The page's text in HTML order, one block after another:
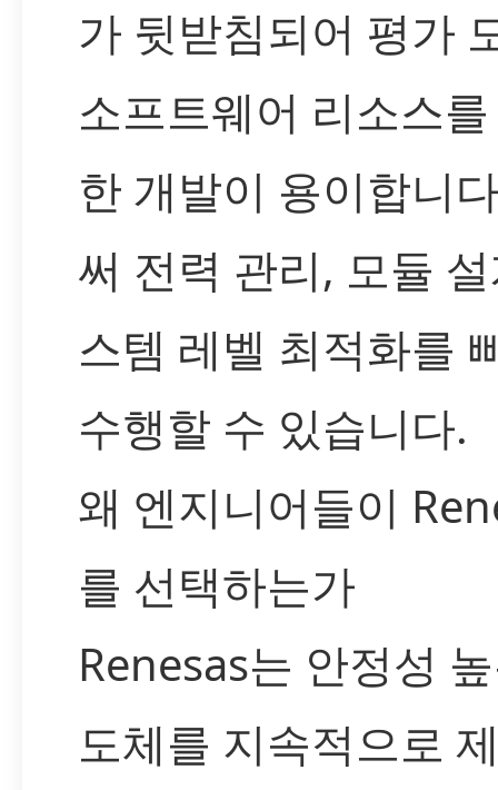
가 뒷받침되어 평가
소프트웨어 리소스
한 개발이 용이합니
써 전력 관리, 모듈
스템 레벨 최적화를
수행할 수 있습니다.
왜 엔지니어들이
를 선택하는가
Renesas는 안정성
도체를 지속적으로